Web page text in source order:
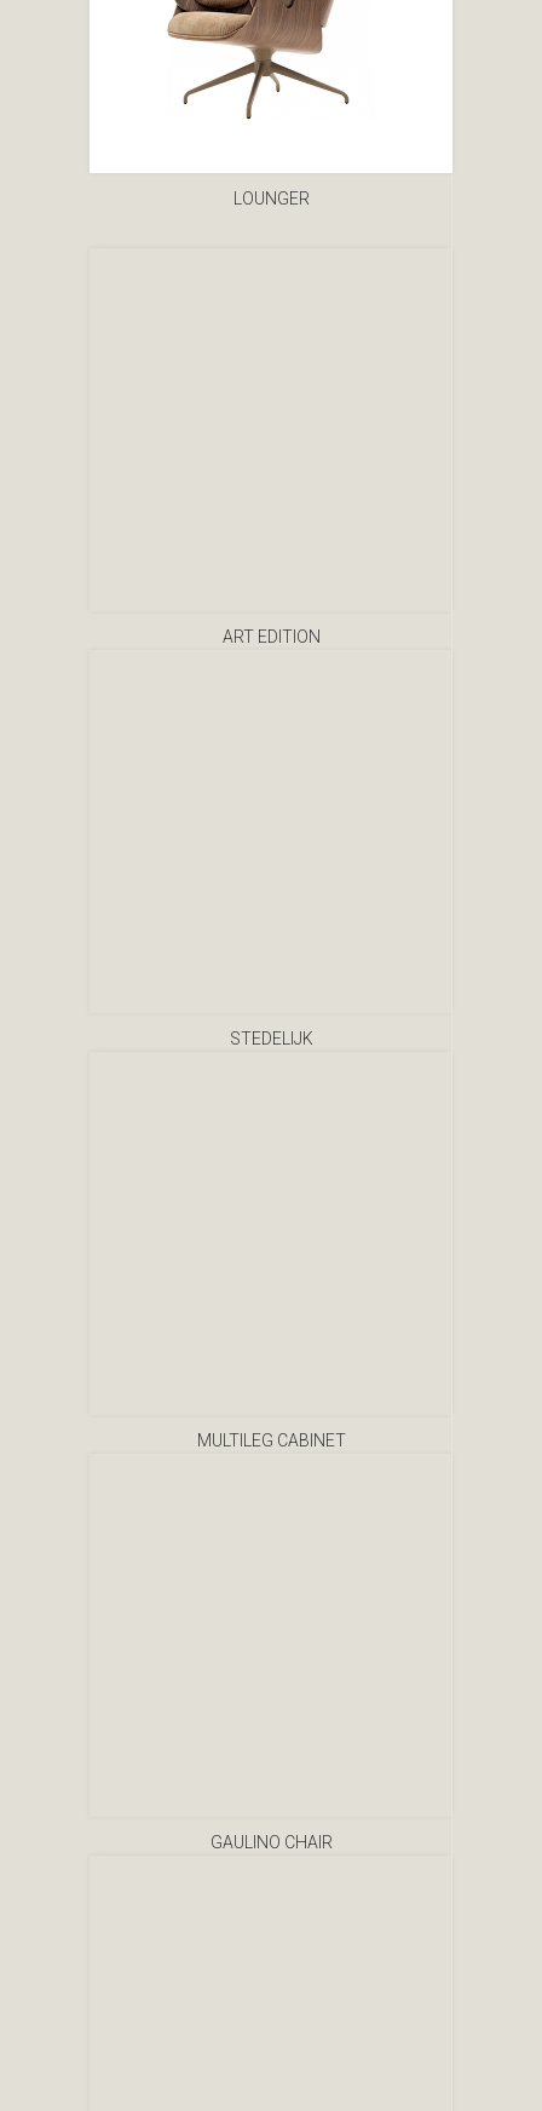
LOUNGER
ART EDITION
STEDELIJK
MULTILEG CABINET
GAULINO CHAIR